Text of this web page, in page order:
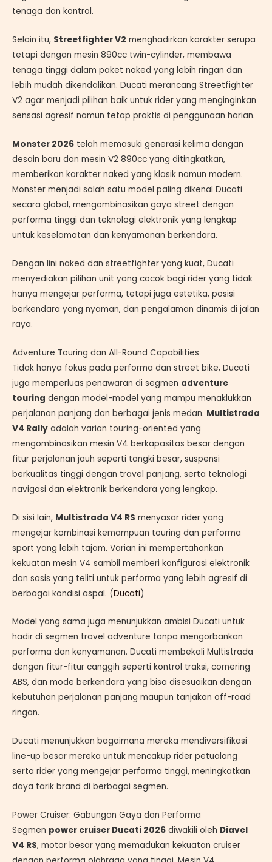
tenaga dan kontrol.
Selain itu, Streetfighter V2 menghadirkan karakter serupa
tetapi dengan mesin 890cc twin-cylinder, membawa
tenaga tinggi dalam paket naked yang lebih ringan dan
lebih mudah dikendalikan. Ducati merancang Streetfighter
V2 agar menjadi pilihan baik untuk rider yang menginginkan
sensasi agresif namun tetap praktis di penggunaan harian.
Monster 2026 telah memasuki generasi kelima dengan
desain baru dan mesin V2 890cc yang ditingkatkan,
memberikan karakter naked yang klasik namun modern.
Monster menjadi salah satu model paling dikenal Ducati
secara global, mengombinasikan gaya street dengan
performa tinggi dan teknologi elektronik yang lengkap
untuk keselamatan dan kenyamanan berkendara.
Dengan lini naked dan streetfighter yang kuat, Ducati
menyediakan pilihan unit yang cocok bagi rider yang tidak
hanya mengejar performa, tetapi juga estetika, posisi
berkendara yang nyaman, dan pengalaman dinamis di jalan
raya.
Adventure Touring dan All-Round Capabilities
Tidak hanya fokus pada performa dan street bike, Ducati
juga memperluas penawaran di segmen adventure
touring dengan model-model yang mampu menaklukkan
perjalanan panjang dan berbagai jenis medan. Multistrada
V4 Rally adalah varian touring-oriented yang
mengombinasikan mesin V4 berkapasitas besar dengan
fitur perjalanan jauh seperti tangki besar, suspensi
berkualitas tinggi dengan travel panjang, serta teknologi
navigasi dan elektronik berkendara yang lengkap.
Di sisi lain, Multistrada V4 RS menyasar rider yang
mengejar kombinasi kemampuan touring dan performa
sport yang lebih tajam. Varian ini mempertahankan
kekuatan mesin V4 sambil memberi konfigurasi elektronik
dan sasis yang teliti untuk performa yang lebih agresif di
berbagai kondisi aspal. (Ducati)
Model yang sama juga menunjukkan ambisi Ducati untuk
hadir di segmen travel adventure tanpa mengorbankan
performa dan kenyamanan. Ducati membekali Multistrada
dengan fitur-fitur canggih seperti kontrol traksi, cornering
ABS, dan mode berkendara yang bisa disesuaikan dengan
kebutuhan perjalanan panjang maupun tanjakan off-road
ringan.
Ducati menunjukkan bagaimana mereka mendiversifikasi
line-up besar mereka untuk mencakup rider petualang
serta rider yang mengejar performa tinggi, meningkatkan
daya tarik brand di berbagai segmen.
Power Cruiser: Gabungan Gaya dan Performa
Segmen power cruiser Ducati 2026 diwakili oleh Diavel
V4 RS, motor besar yang memadukan kekuatan cruiser